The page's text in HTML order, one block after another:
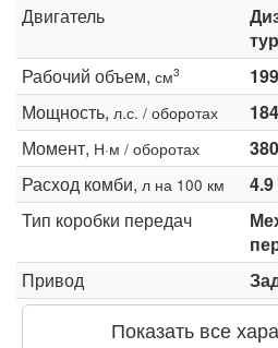
Двигатель
Рабочий объем, см3
Мощность, л.с. / оборотах
Момент, Н·м / оборотах
Расход комби, л на 100 км
4.9
Тип коробки передач
Привод
Показать все